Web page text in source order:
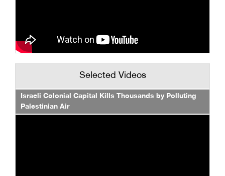
Selected Videos
Israeli Colonial Capital Kills Thousands by Polluting
Palestinian Air